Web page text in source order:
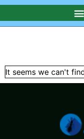
It seems we can't